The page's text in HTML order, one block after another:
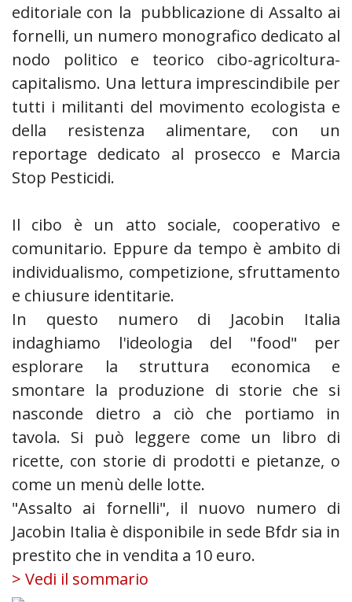
editoriale con la pubblicazione di Assalto ai
fornelli, un numero monografico dedicato al
nodo politico e teorico cibo-agricoltura-
capitalismo. Una lettura imprescindibile per
tutti i militanti del movimento ecologista e
della resistenza alimentare, con un
reportage dedicato al prosecco e Marcia
Stop Pesticidi.
Il cibo è un atto sociale, cooperativo e
comunitario. Eppure da tempo è ambito di
individualismo, competizione, sfruttamento
e chiusure identitarie.
In questo numero di Jacobin Italia
indaghiamo l'ideologia del "food" per
esplorare la struttura economica e
smontare la produzione di storie che si
nasconde dietro a ciò che portiamo in
tavola. Si può leggere come un libro di
ricette, con storie di prodotti e pietanze, o
come un menù delle lotte.
"Assalto ai fornelli", il nuovo numero di
Jacobin Italia è disponibile in sede Bfdr sia in
prestito che in vendita a 10 euro.
> Vedi il sommario